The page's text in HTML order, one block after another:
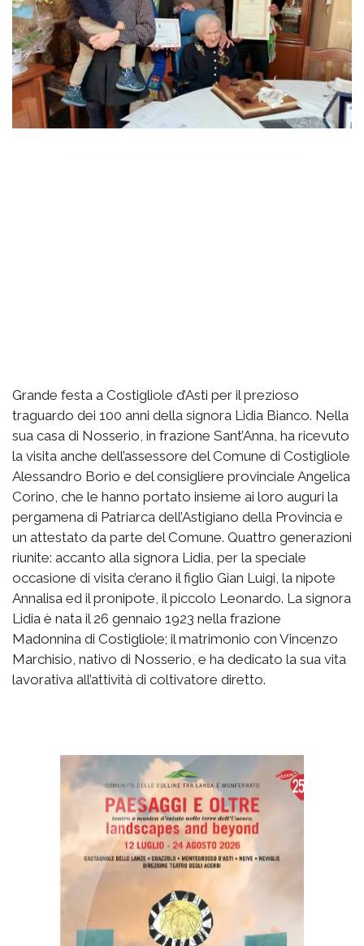
Grande festa a Costigliole d’Asti per il prezioso
traguardo dei 100 anni della signora Lidia Bianco. Nella
sua casa di Nosserio, in frazione Sant’Anna, ha ricevuto
la visita anche dell’assessore del Comune di Costigliole
Alessandro Borio e del consigliere provinciale Angelica
Corino, che le hanno portato insieme ai loro auguri la
pergamena di Patriarca dell’Astigiano della Provincia e
un attestato da parte del Comune. Quattro generazioni
riunite: accanto alla signora Lidia, per la speciale
occasione di visita c’erano il figlio Gian Luigi, la nipote
Annalisa ed il pronipote, il piccolo Leonardo. La signora
Lidia è nata il 26 gennaio 1923 nella frazione
Madonnina di Costigliole; il matrimonio con Vincenzo
Marchisio, nativo di Nosserio, e ha dedicato la sua vita
lavorativa all’attività di coltivatore diretto.